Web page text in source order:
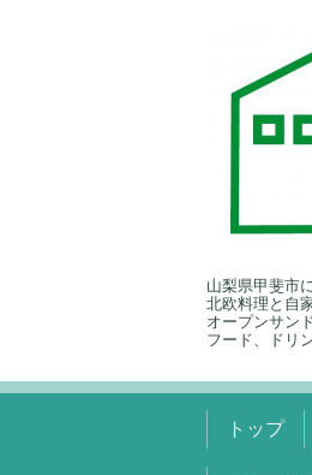
山梨県甲斐市
北欧料理と自
オープンサン
フード、ドリ
トップ